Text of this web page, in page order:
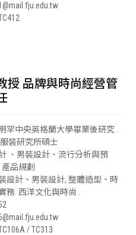
授 品牌與時尚經營管
罕中央英格蘭大學畢業後研究 .
裝研究所碩士
、男裝設計、流行分析與預
品規劃
設計、男裝設計, 整體造型、時
務. 西洋文化與時尚 .
/ TC313